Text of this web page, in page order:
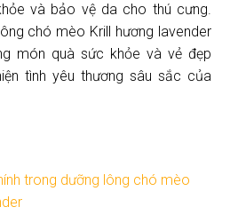
và bảo vệ da cho thú cưng.
chó mèo Krill hương lavender
món quà sức khỏe và vẻ đẹp
tình yêu thương sâu sắc của
trong dưỡng lông chó mèo